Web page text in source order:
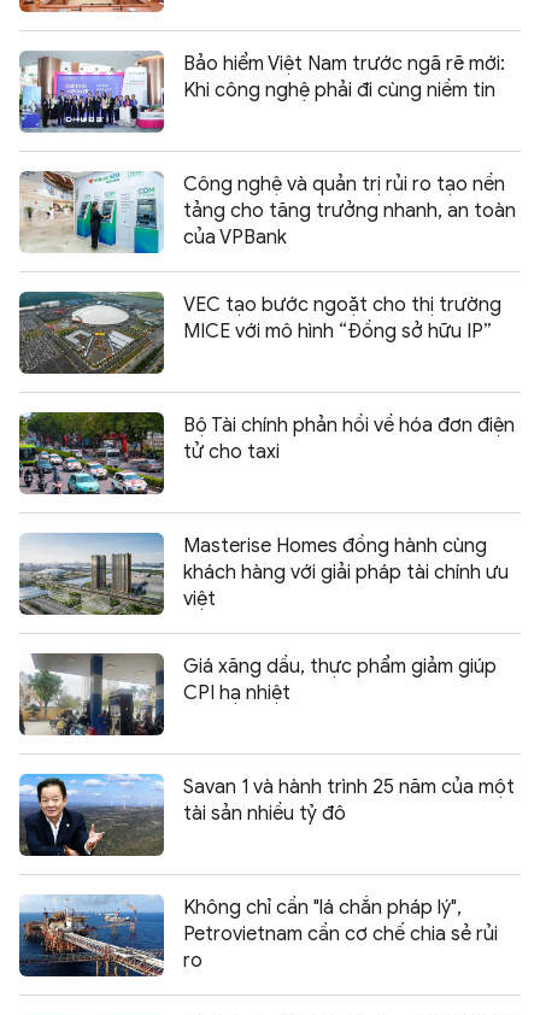
Bảo hiểm Việt Nam trước ngã rẽ mới:
Khi công nghệ phải đi cùng niềm tin
Công nghệ và quản trị rủi ro tạo nền
tảng cho tăng trưởng nhanh, an toàn
của VPBank
VEC tạo bước ngoặt cho thị trường
MICE với mô hình “Đồng sở hữu IP”
Bộ Tài chính phản hồi về hóa đơn điện
tử cho taxi
Masterise Homes đồng hành cùng
khách hàng với giải pháp tài chính ưu
việt
Giá xăng dầu, thực phẩm giảm giúp
CPI hạ nhiệt
Savan 1 và hành trình 25 năm của một
tài sản nhiều tỷ đô
Không chỉ cần "lá chắn pháp lý",
Petrovietnam cần cơ chế chia sẻ rủi
ro